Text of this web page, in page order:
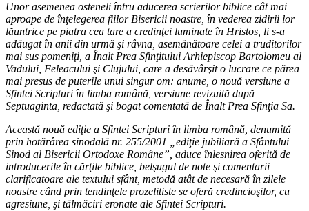
Unor asemenea osteneli întru aducerea scrierilor biblice cât mai
aproape de înţelegerea fiilor Bisericii noastre, în vederea zidirii lor
lăuntrice pe piatra cea tare a credinţei luminate în Hristos, li s-a
adăugat în anii din urmă şi râvna, asemănătoare celei a truditorilor
mai sus pomeniţi, a Înalt Prea Sfinţitului Arhiepiscop Bartolomeu al
Vadului, Feleacului şi Clujului, care a desăvârşit o lucrare ce părea
mai presus de puterile unui singur om: anume, o nouă versiune a
Sfintei Scripturi în limba română, versiune revizuită după
Septuaginta, redactată şi bogat comentată de Înalt Prea Sfinţia Sa.
Această nouă ediţie a Sfintei Scripturi în limba română, denumită
prin hotărârea sinodală nr. 255/2001 „ediţie jubiliară a Sfântului
Sinod al Bisericii Ortodoxe Române”, aduce înlesnirea oferită de
introducerile în cărţile biblice, belşugul de note şi comentarii
clarificatoare ale textului sfânt, metodă atât de necesară în zilele
noastre când prin tendinţele prozelitiste se oferă credincioşilor, cu
agresiune, şi tălmăciri eronate ale Sfintei Scripturi.